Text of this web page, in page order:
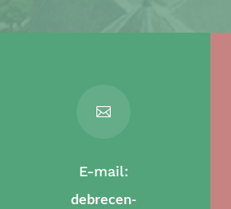

E-mail:
debrecen-